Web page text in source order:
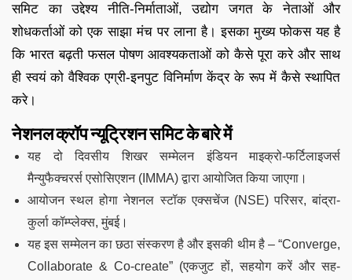
समिट का उद्देश्य नीति-निर्माताओं, उद्योग जगत के नेताओं और
शोधकर्ताओं को एक साझा मंच पर लाना है। इसका मुख्य फोकस यह है
कि भारत बढ़ती फसल पोषण आवश्यकताओं को कैसे पूरा करे और साथ
ही स्वयं को वैश्विक एग्री-इनपुट विनिर्माण केंद्र के रूप में कैसे स्थापित
करे।
नेशनल क्रॉप न्यूट्रिशन समिट के बारे में
यह दो दिवसीय शिखर सम्मेलन इंडियन माइक्रो-फर्टिलाइजर्स
मैन्युफैक्चरर्स एसोसिएशन (IMMA) द्वारा आयोजित किया जाएगा।
आयोजन स्थल होगा नेशनल स्टॉक एक्सचेंज (NSE) परिसर, बांद्रा-
कुर्ला कॉम्प्लेक्स, मुंबई।
यह इस सम्मेलन का छठा संस्करण है और इसकी थीम है – “Converge,
Collaborate & Co-create” (एकजुट हों, सहयोग करें और सह-